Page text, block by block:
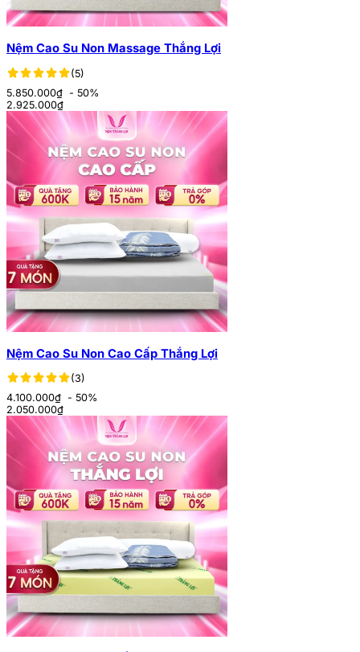
Nệm Cao Su Non Massage Thắng Lợi
(5)
5.850.000₫ - 50%
2.925.000₫
Nệm Cao Su Non Cao Cấp Thắng Lợi
(3)
4.100.000₫ - 50%
2.050.000₫